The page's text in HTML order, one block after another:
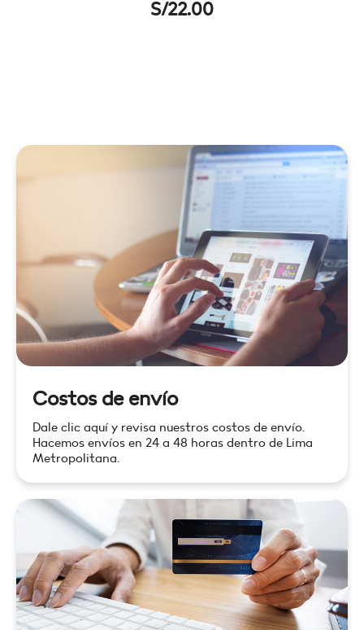
S/22.00
Costos de envío
Dale clic aquí y revisa nuestros costos de envío.
Hacemos envíos en 24 a 48 horas dentro de Lima
Metropolitana.